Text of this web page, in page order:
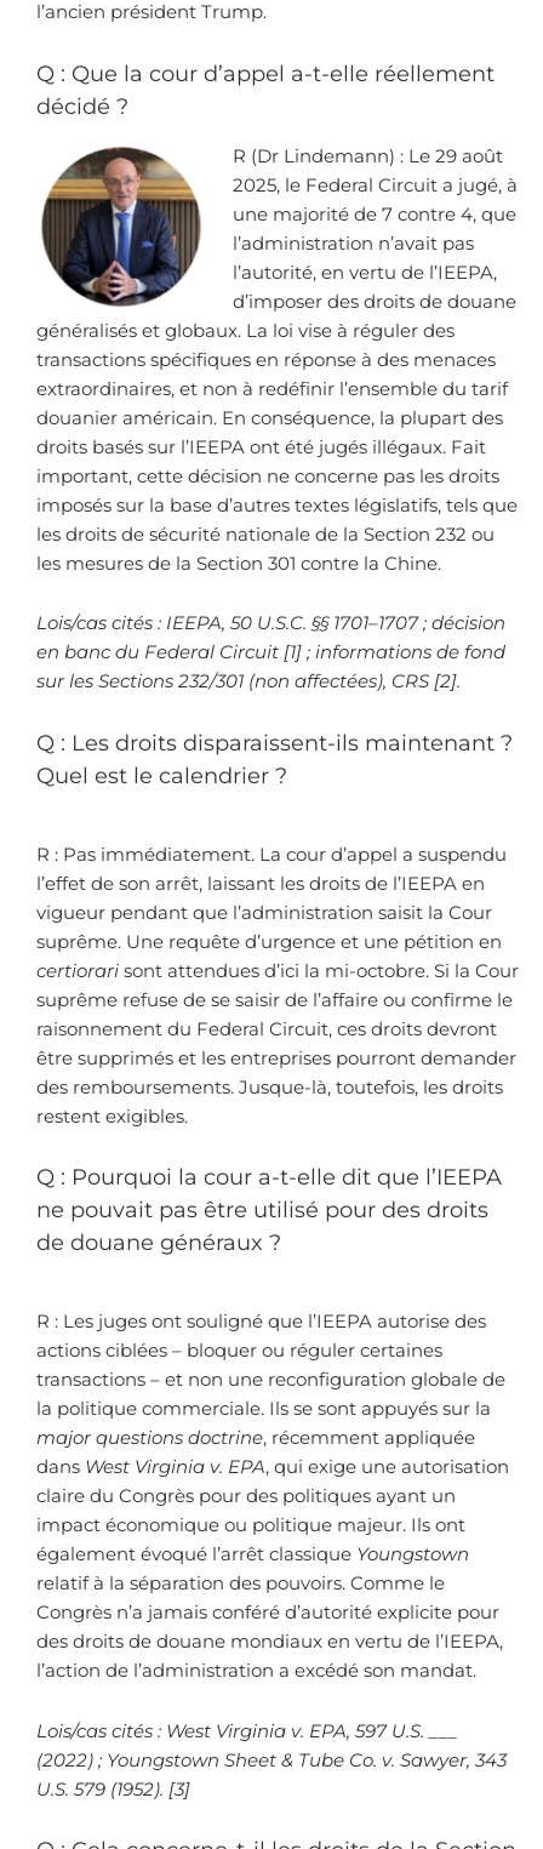
l’ancien président Trump.
Q : Que la cour d’appel a-t-elle réellement
décidé ?
R (Dr Lindemann) : Le 29 août
2025, le Federal Circuit a jugé, à
une majorité de 7 contre 4, que
l’administration n’avait pas
l’autorité, en vertu de l’IEEPA,
d’imposer des droits de douane
généralisés et globaux. La loi vise à réguler des
transactions spécifiques en réponse à des menaces
extraordinaires, et non à redéfinir l’ensemble du tarif
douanier américain. En conséquence, la plupart des
droits basés sur l’IEEPA ont été jugés illégaux. Fait
important, cette décision ne concerne pas les droits
imposés sur la base d’autres textes législatifs, tels que
les droits de sécurité nationale de la Section 232 ou
les mesures de la Section 301 contre la Chine.
Lois/cas cités : IEEPA, 50 U.S.C. §§ 1701–1707 ; décision
en banc du Federal Circuit [1] ; informations de fond
sur les Sections 232/301 (non affectées), CRS [2].
Q : Les droits disparaissent-ils maintenant ?
Quel est le calendrier ?
R : Pas immédiatement. La cour d’appel a suspendu
l’effet de son arrêt, laissant les droits de l’IEEPA en
vigueur pendant que l’administration saisit la Cour
suprême. Une requête d’urgence et une pétition en
certiorari sont attendues d’ici la mi-octobre. Si la Cour
suprême refuse de se saisir de l’affaire ou confirme le
raisonnement du Federal Circuit, ces droits devront
être supprimés et les entreprises pourront demander
des remboursements. Jusque-là, toutefois, les droits
restent exigibles.
Q : Pourquoi la cour a-t-elle dit que l’IEEPA
ne pouvait pas être utilisé pour des droits
de douane généraux ?
R : Les juges ont souligné que l’IEEPA autorise des
actions ciblées – bloquer ou réguler certaines
transactions – et non une reconfiguration globale de
la politique commerciale. Ils se sont appuyés sur la
major questions doctrine, récemment appliquée
dans West Virginia v. EPA, qui exige une autorisation
claire du Congrès pour des politiques ayant un
impact économique ou politique majeur. Ils ont
également évoqué l’arrêt classique Youngstown
relatif à la séparation des pouvoirs. Comme le
Congrès n’a jamais conféré d’autorité explicite pour
des droits de douane mondiaux en vertu de l’IEEPA,
l’action de l’administration a excédé son mandat.
Lois/cas cités : West Virginia v. EPA, 597 U.S. ___
(2022) ; Youngstown Sheet & Tube Co. v. Sawyer, 343
U.S. 579 (1952). [3]